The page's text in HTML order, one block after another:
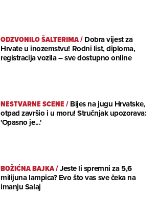
ODZVONILO ŠALTERIMA/Dobra vijest za
Hrvate u inozemstvu! Rodni list, diploma,
registracija vozila – sve dostupno online
NESTVARNE SCENE/Bijes na jugu Hrvatske,
otpad završio i u moru! Stručnjak upozorava:
'Opasno je...'
BOŽIĆNA BAJKA/Jeste li spremni za 5,6
milijuna lampica? Evo što vas sve čeka na
imanju Salaj